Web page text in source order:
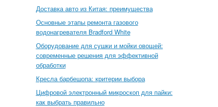
Доставка авто из Китая: преимущества
Основные этапы ремонта газового
водонагревателя Bradford White
Оборудование для сушки и мойки овощей:
современные решения для эффективной
обработки
Кресла барбешопа: критерии выбора
Цифровой электронный микроскоп для пайки:
как выбрать правильно